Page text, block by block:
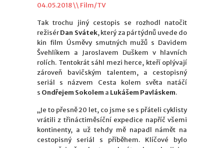
04.05.2018 \\ Film/TV
Tak trochu jiný cestopis se rozhodl natočit
režisérDan Svátek, který za pár týdnů uvede do
kin film Úsměvy smutných mužů s Davidem
Švehlíkem a Jaroslavem Duškem v hlavních
rolích. Tentokrát sáhl mezi herce, kteří oplývají
zároveň bavičským talentem, a cestopisný
seriál s názvem Cesta kolem světa natáčí
s Ondřejem Sokolem a Lukášem Pavláskem.
„Je to přesně 20 let, co jsme se s přáteli cyklisty
vrátili z třináctiměsíční expedice napříč všemi
kontinenty, a už tehdy mě napadl námět na
cestopisný seriál s příběhem. Klíčové bylo